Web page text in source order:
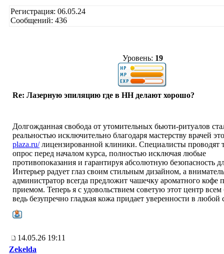
Регистрация: 06.05.24
Сообщений: 436
Уровень: 19
Re: Лазерную эпиляцию где в НН делают хорошо?
Долгожданная свобода от утомительных бьюти-ритуалов
реальностью исключительно благодаря мастерству врачей
plaza.ru/лицензированной клиники. Специалисты проводят
опрос перед началом курса, полностью исключая любые
противопоказания и гарантируя абсолютную безопасность
Интерьер радует глаз своим стильным дизайном, а
администратор всегда предложит чашечку ароматного кофе
приемом. Теперь я с удовольствием советую этот центр
ведь безупречно гладкая кожа придает уверенности в любой
14.05.26 19:11
Zekelda